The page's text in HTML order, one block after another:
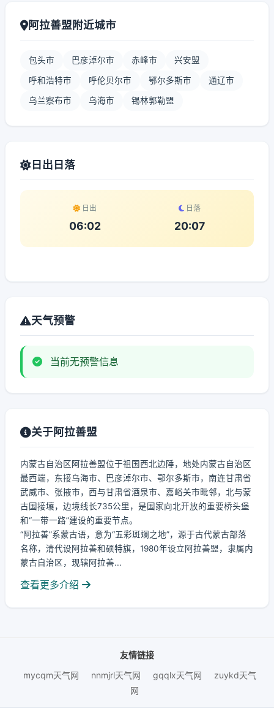
阿拉善盟附近城市
包头市 巴彦淖尔市 赤峰市 兴安盟
呼和浩特市 呼伦贝尔市 鄂尔多斯市 通辽市
乌兰察布市 乌海市 锡林郭勒盟
日出日落
日出
06:02
日落
20:07
天气预警
当前无预警信息
关于阿拉善盟
内蒙古自治区阿拉善盟位于祖国西北边陲，地处内蒙古自治区
最西端，东接乌海市、巴彦淖尔市、鄂尔多斯市，南连甘肃省
武威市、张掖市，西与甘肃省酒泉市、嘉峪关市毗邻，北与蒙
古国接壤，边境线长735公里，是国家向北开放的重要桥头堡
和“一带一路”建设的重要节点。
“阿拉善”系蒙古语，意为“五彩斑斓之地”，源于古代蒙古部落
名称，清代设阿拉善和硕特旗，1980年设立阿拉善盟，隶属内
蒙古自治区，现辖阿拉善...
查看更多介绍
友情链接
mycqm天气网
nnmjrl天气网 gqqlx天气网
zuykd天气
网